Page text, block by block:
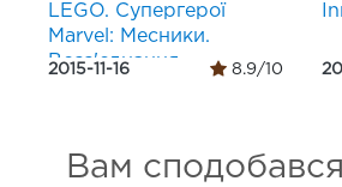
LEGO. Супергерої
Marvel: Месники.
Возз'єднання
2015-11-16 8.9/10
Вам